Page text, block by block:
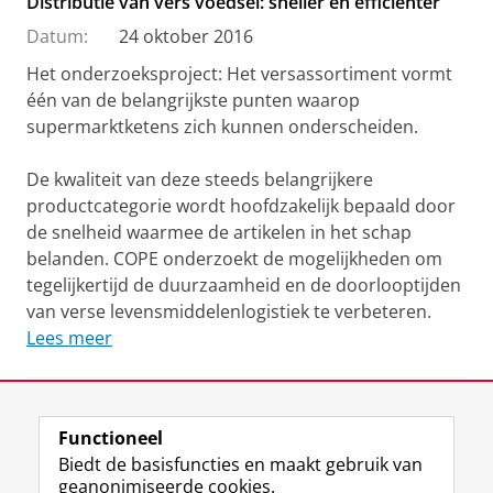
Datum:
24 oktober 2016
Het onderzoeksproject: Het versassortiment vormt
één van de belangrijkste punten waarop
supermarktketens zich kunnen onderscheiden.
De kwaliteit van deze steeds belangrijkere
productcategorie wordt hoofdzakelijk bepaald door
de snelheid waarmee de artikelen in het schap
belanden. COPE onderzoekt de mogelijkheden om
tegelijkertijd de duurzaamheid en de doorlooptijden
van verse levensmiddelenlogistiek te verbeteren.
Lees meer
Deel dit Facebook LinkedIn
Functioneel
Biedt de basisfuncties en maakt gebruik van
geanonimiseerde cookies.